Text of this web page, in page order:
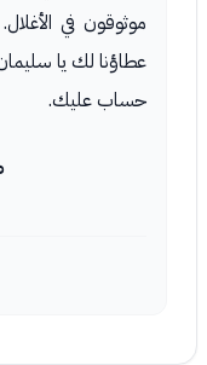
موثوقون في
عطاؤنا لك يا
حساب عليك.